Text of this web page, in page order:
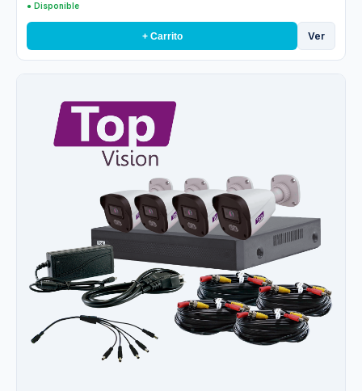
● Disponible
+ Carrito Ver